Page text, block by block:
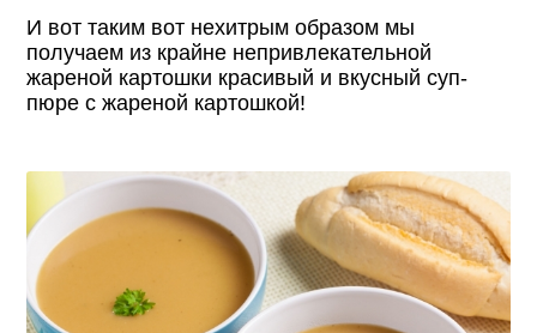
И вот таким вот нехитрым образом мы
получаем из крайне непривлекательной
жареной картошки красивый и вкусный суп-
пюре с жареной картошкой!